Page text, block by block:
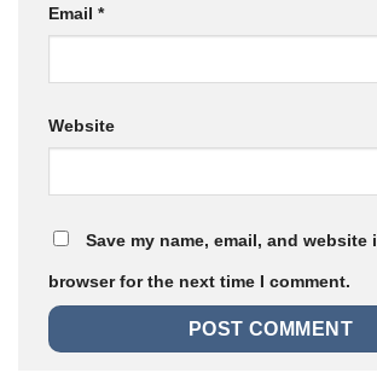
Email *
Website
Save my name, email, and website
browser for the next time I comment.